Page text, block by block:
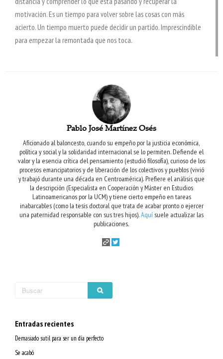
motivación. Es un tiempo para volver sobre las cosas con más
acierto. Un tiempo muerto puede decidir un partido. Imprescindible
para empezar la remontada que nos toca.
Pablo José Martínez Osés
Aficionado al baloncesto, cuando su empeño por la justicia económica,
política y social y la solidaridad internacional se lo permiten. Defiende el
valor y la esencia crítica del pensamiento (estudió filosofía), curioso de los
procesos emancipatorios y de liberación de los colectivos y pueblos (vivió
y trabajó durante una década en Centroamérica). Prefiere el análisis que
la descripción (Especialista en Cooperación y Máster en Estudios
Latinoamericanos por la UCM) y tiene cierto empeño en tareas
inabarcables (como la tesis doctoral que trata de acabar pronto o ejercer
una paternidad responsable con sus tres hijos).Aquísuele actualizar las
publicaciones.
Entradas recientes
Demasiado sutil para ser un día perfecto
Se acabó